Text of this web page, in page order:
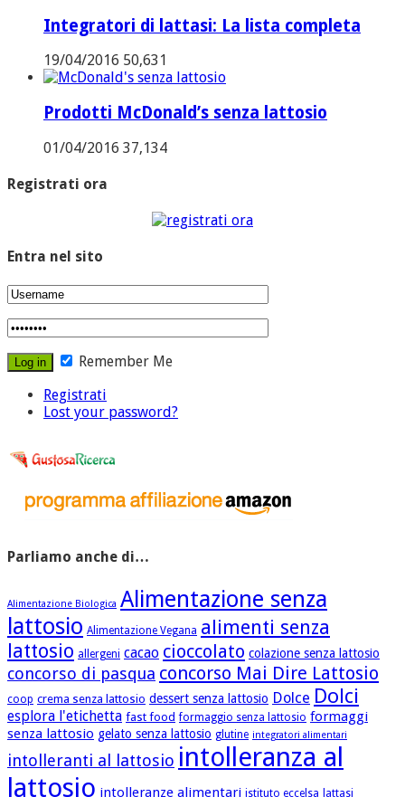
Integratori di lattasi: La lista completa
19/04/2016 50,631
Prodotti McDonald’s senza lattosio
01/04/2016 37,134
Registrati ora
Entra nel sito
Remember Me
Registrati
Lost your password?
Parliamo anche di…
Alimentazione Biologica Alimentazione senza
lattosio Alimentazione Vegana alimenti senza
lattosio allergeni cacao cioccolato colazione senza lattosio
concorso di pasqua concorso Mai Dire Lattosio
coop crema senza lattosio dessert senza lattosio Dolce Dolci
esplora l'etichetta fast food formaggio senza lattosio formaggi
senza lattosio gelato senza lattosio glutine integratori alimentari
intolleranti al lattosio intolleranza al
lattosio intolleranze alimentari istituto eccelsa lattasi